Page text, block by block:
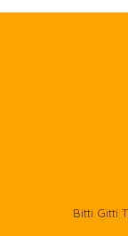
Bitti Gitti